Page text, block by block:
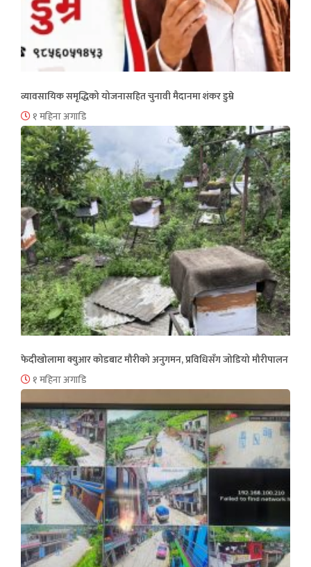
व्यावसायिक समृद्धिको योजनासहित चुनावी मैदानमा शंकर डुम्रे
१ महिना अगाडि
फेदीखोलामा क्युआर कोडबाट मौरीको अनुगमन, प्रविधिसँग जोडियो मौरीपालन
१ महिना अगाडि